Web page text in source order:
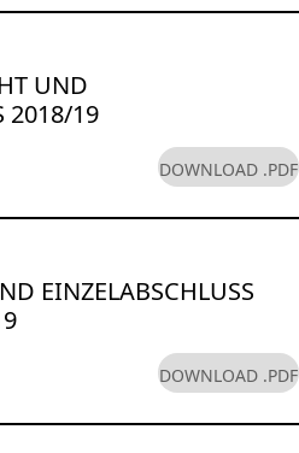
UND
2018/19
DOWNLOAD .PDF
EINZELABSCHLUSS
DOWNLOAD .PDF